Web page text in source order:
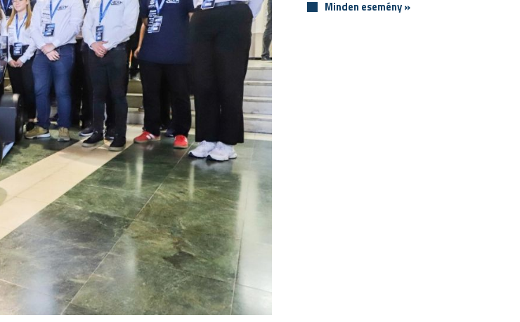
Minden esemény »